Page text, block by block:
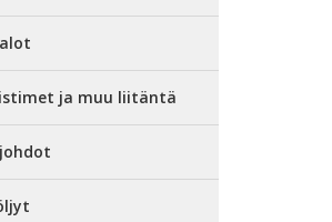
ja muu liitäntä